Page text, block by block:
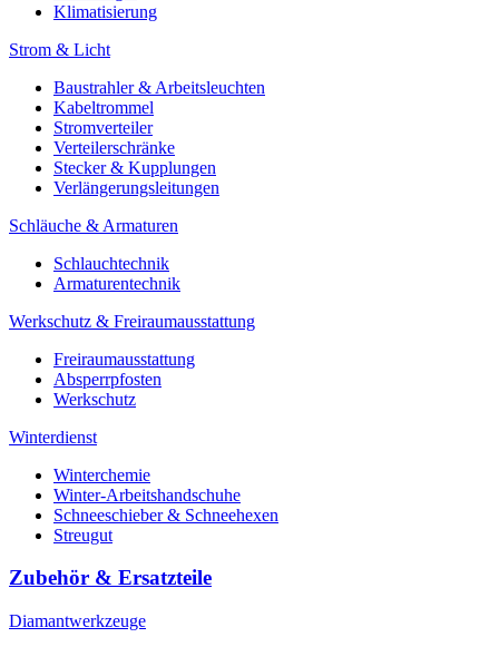
Klimatisierung
Strom & Licht
Baustrahler & Arbeitsleuchten
Kabeltrommel
Stromverteiler
Verteilerschränke
Stecker & Kupplungen
Verlängerungs­leitungen
Schläuche & Armaturen
Schlauchtechnik
Armaturentechnik
Werkschutz & Freiraumausstattung
Freiraumausstattung
Absperrpfosten
Werkschutz
Winterdienst
Winterchemie
Winter-Arbeitshandschuhe
Schneeschieber & Schneehexen
Streugut
Zubehör & Ersatzteile
Diamantwerkzeuge